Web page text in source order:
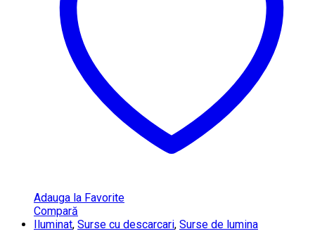
Adauga la Favorite
Compară
Iluminat, Surse cu descarcari, Surse de lumina